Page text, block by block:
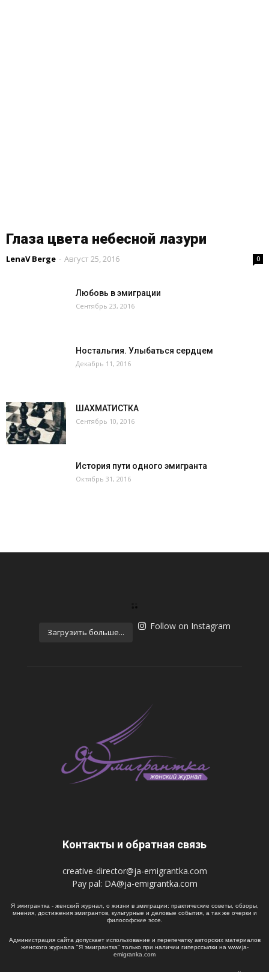
Глаза цвета небесной лазури
LenaV Berge - Август 25, 2016 0
Любовь в эмиграции
Сентябрь 23, 2016
Ностальгия. Улыбаться сердцем
Декабрь 11, 2016
ШАХМАТИСТКА
Сентябрь 10, 2016
История пути одного эмигранта
Октябрь 31, 2016
Загрузить больше...
Follow on Instagram
Контакты и обратная связь
creative-director@ja-emigrantka.com
Pay pal: DA@ja-emigrantka.com
Я эмигрантка - женский журнал, о жизни в эмиграции: практические советы, обзоры,
мнения, достижения эмигрантов, культурные и деловые события, а так же очерки и
философские эссе.
Администрация сайта допускает использование и перепечатку авторских материалов
женского журнала "Я эмигрантка" только при наличии гиперссылки на www.ja-
emigranka.com